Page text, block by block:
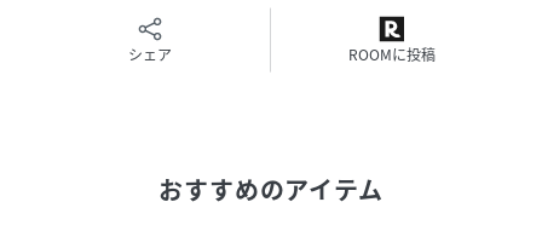
シェア ROOMに投稿
おすすめのアイテム